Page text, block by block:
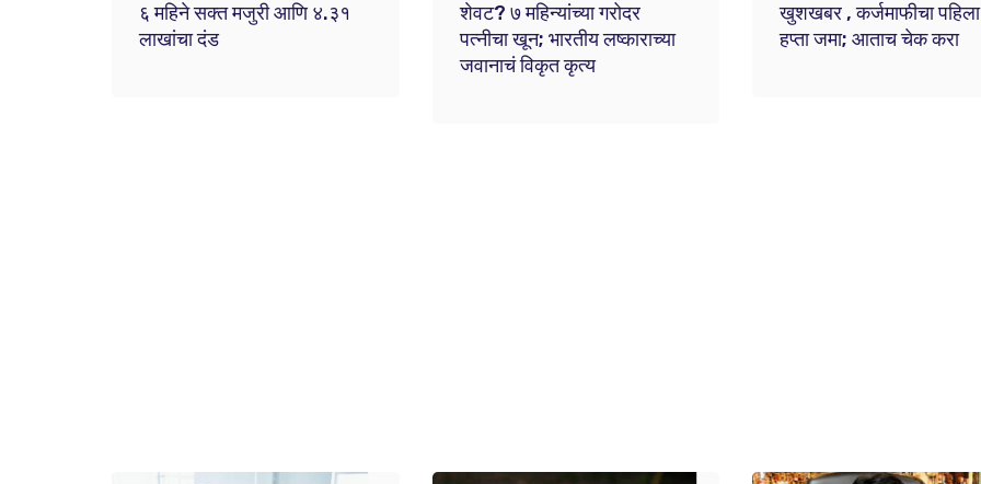
६ महिने सक्त मजुरी आणि ४.३१
लाखांचा दंड
शेवट? ७ महिन्यांच्या गरोदर
पत्नीचा खून; भारतीय लष्काराच्या
जवानाचं विकृत कृत्य
खुशखबर , कर्जमाफीचा पहिला
हप्ता जमा; आताच चेक करा